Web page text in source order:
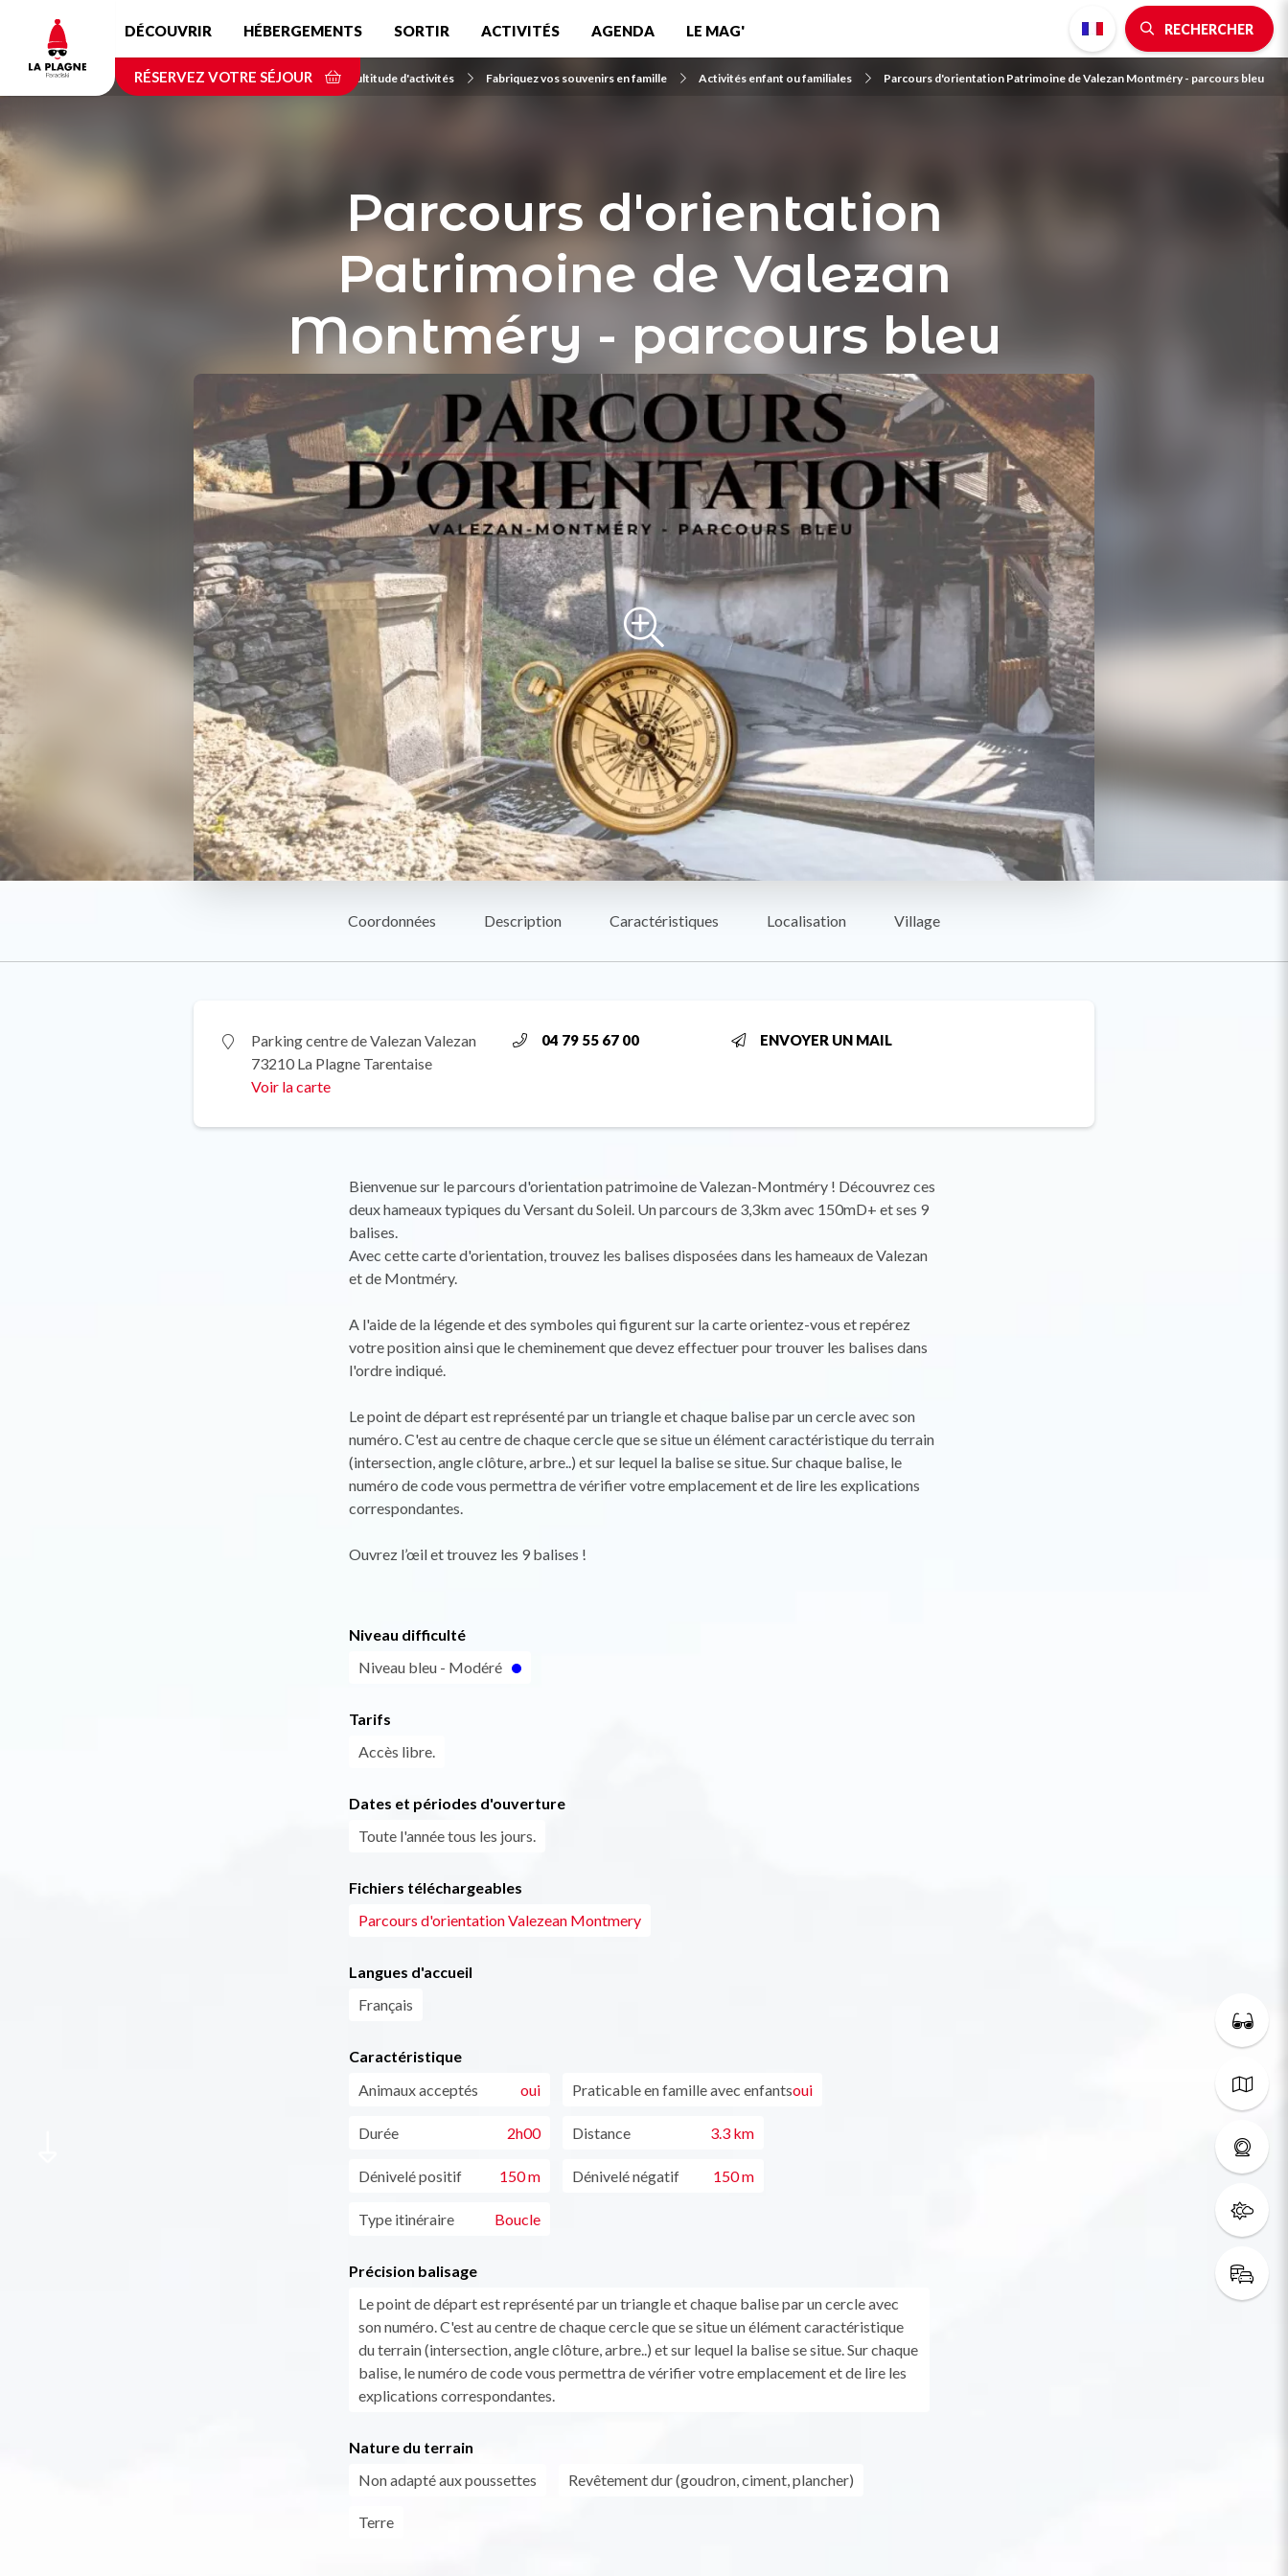
contenu
principal
DÉCOUVRIR HÉBERGEMENTS SORTIR ACTIVITÉS AGENDA LE MAG' RECHERCHER
RÉSERVEZ VOTRE SÉJOUR
Accueil Savourez une multitude d'activités Fabriquez vos souvenirs en famille Activités enfant ou familiales Parcours d'orientation Patrimoine de Valezan Montméry - parcours bleu
Parcours d'orientation
Patrimoine de Valezan
Montméry - parcours bleu
Coordonnées Description Caractéristiques Localisation Village
Parking centre de Valezan Valezan
73210 La Plagne Tarentaise
Voir la carte
04 79 55 67 00 ENVOYER UN MAIL
Bienvenue sur le parcours d'orientation patrimoine de Valezan-Montméry ! Découvrez ces
deux hameaux typiques du Versant du Soleil. Un parcours de 3,3km avec 150mD+ et ses 9
balises.
Avec cette carte d'orientation, trouvez les balises disposées dans les hameaux de Valezan
et de Montméry.
A l'aide de la légende et des symboles qui figurent sur la carte orientez-vous et repérez
votre position ainsi que le cheminement que devez effectuer pour trouver les balises dans
l'ordre indiqué.
Le point de départ est représenté par un triangle et chaque balise par un cercle avec son
numéro. C'est au centre de chaque cercle que se situe un élément caractéristique du terrain
(intersection, angle clôture, arbre..) et sur lequel la balise se situe. Sur chaque balise, le
numéro de code vous permettra de vérifier votre emplacement et de lire les explications
correspondantes.
Ouvrez l’œil et trouvez les 9 balises !
Niveau difficulté
Niveau bleu - Modéré
Tarifs
Accès libre.
Dates et périodes d'ouverture
Toute l'année tous les jours.
Fichiers téléchargeables
Parcours d'orientation Valezean Montmery
Langues d'accueil
Français
Caractéristique
Animaux acceptés
oui Praticable en famille avec enfantsoui
Durée 2h00 Distance 3.3 km
Dénivelé positif 150 m Dénivelé négatif 150 m
Type itinéraire Boucle
Précision balisage
Le point de départ est représenté par un triangle et chaque balise par un cercle avec
son numéro. C'est au centre de chaque cercle que se situe un élément caractéristique
du terrain (intersection, angle clôture, arbre..) et sur lequel la balise se situe. Sur chaque
balise, le numéro de code vous permettra de vérifier votre emplacement et de lire les
explications correspondantes.
Nature du terrain
Non adapté aux poussettes
Revêtement dur (goudron, ciment, plancher)
Terre